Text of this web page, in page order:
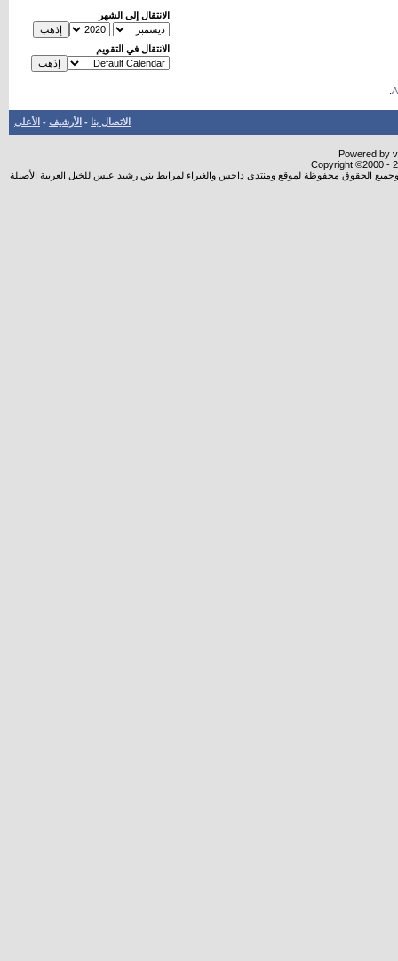
الانتقال إلى الشهر
الانتقال في التقويم
الاتصال بنا - الأرشيف - الأعلى
Powered by
Copyright ©2000 -
الحقوق محفوظة لموقع ومنتدى داحس والغبراء لمرابط بني رشيد عبس للخيل العربية الأصيلة